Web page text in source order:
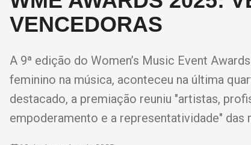
VENCEDORAS
A 9ª edição do Women’s Music Event
feminino na música, aconteceu na última
destacado, a premiação reuniu "artistas,
empoderamento e a representatividade" das